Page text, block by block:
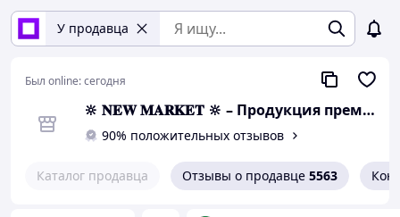
У продавца
Был online:сегодня
🔆 𝐍𝐄𝐖 𝐌𝐀𝐑𝐊𝐄𝐓 🔆 – Продукция премиум-класса от официального представителя!
90% положительных отзывов
Каталог продавца Отзывы о продавце 5563